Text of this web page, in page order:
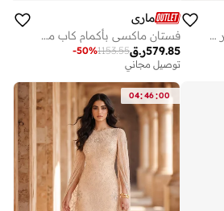
فستان ماكسي مزين بالترتر بياقة قارب
ماري
فستان ماكسي بأكمام كاب مزينة
ر.ق579.85
1153.55
-50%
توصيل مجاني
04:46:00